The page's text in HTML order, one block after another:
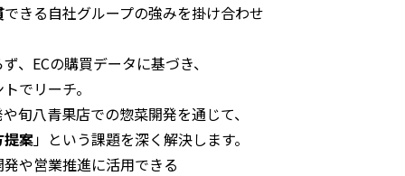
できる自社グループの強みを掛け合わせ
、ECの購買データに基づき、
でリーチ。
旬八青果店での惣菜開発を通じて、
提案」という課題を深く解決します。
や営業推進に活用できる